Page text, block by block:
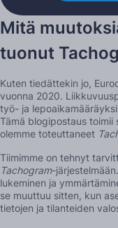
Mitä
tuonut
Kuten tiedättekin jo,
vuonna 2020.
työ- ja
Tämä blogipostaus toimii
olemme toteuttaneet
Tiimimme on tehnyt
Tachogram-
lukeminen ja
se muuttuu sitten, kun
tietojen ja tilanteiden